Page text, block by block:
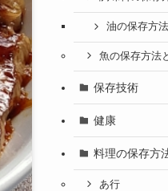
油の保存方
魚の保存方法
保存技術
健康
料理の保存方
あ行